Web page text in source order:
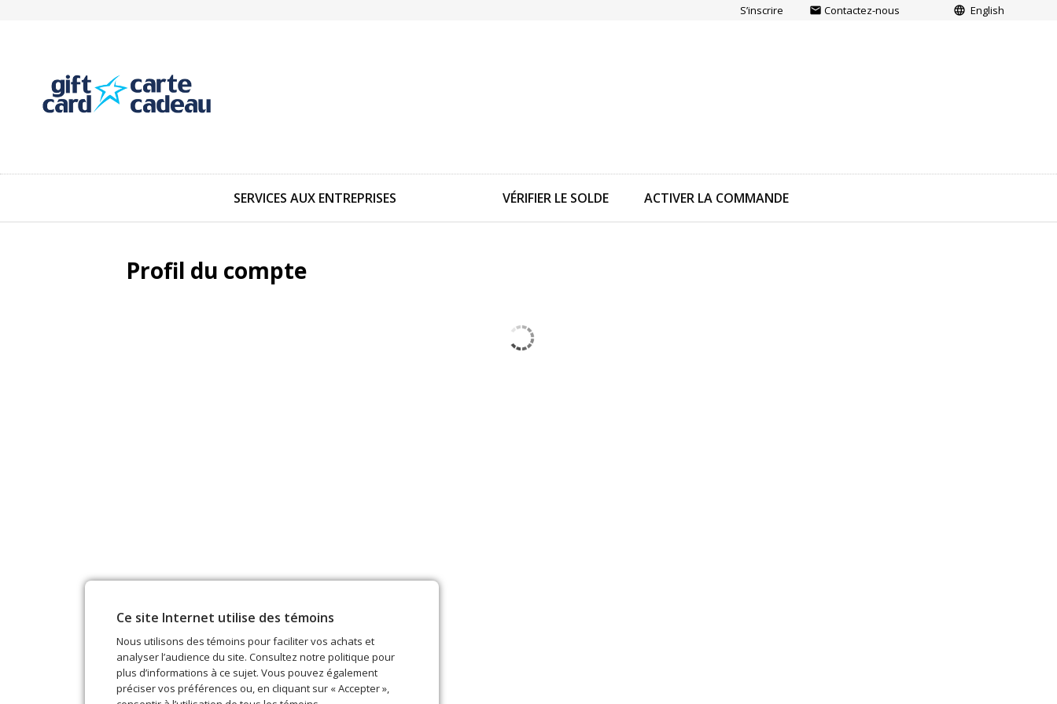
S’inscrire email Contactez-nous language English
SERVICES AUX ENTREPRISES VÉRIFIER LE SOLDE ACTIVER LA COMMANDE
Profil du compte
Ce site Internet utilise des témoins
Nous utilisons des témoins pour faciliter vos achats et
analyser l’audience du site. Consultez notre politique pour
plus d’informations à ce sujet. Vous pouvez également
préciser vos préférences ou, en cliquant sur « Accepter »,